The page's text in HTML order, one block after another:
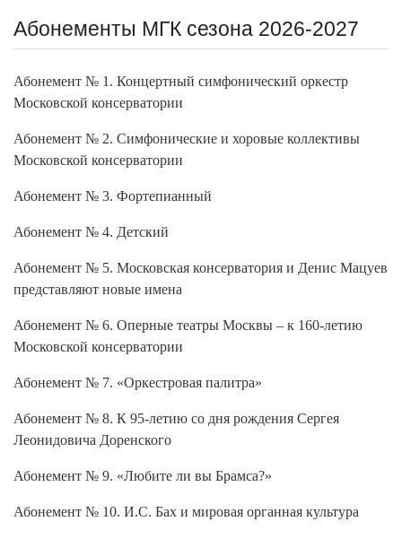
Абонементы МГК сезона 2026-2027
Абонемент № 1. Концертный симфонический оркестр
Московской консерватории
Абонемент № 2. Симфонические и хоровые коллективы
Московской консерватории
Абонемент № 3. Фортепианный
Абонемент № 4. Детский
Абонемент № 5. Московская консерватория и Денис Мацуев
представляют новые имена
Абонемент № 6. Оперные театры Москвы – к 160-летию
Московской консерватории
Абонемент № 7. «Оркестровая палитра»
Абонемент № 8. К 95-летию со дня рождения Сергея
Леонидовича Доренского
Абонемент № 9. «Любите ли вы Брамса?»
Абонемент № 10. И.С. Бах и мировая органная культура